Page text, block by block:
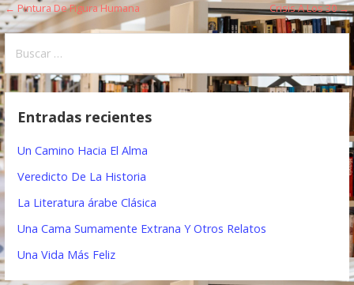
N
a
v
e
a
ó
← Pintura De Figura Humana Crisis A Los 30 →
s
Entradas recientes
Un Camino Hacia El Alma
Veredicto De La Historia
La Literatura árabe Clásica
Una Cama Sumamente Extrana Y Otros Relatos
Una Vida Más Feliz